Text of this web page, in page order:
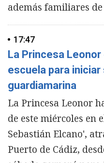
además familiares
17:47
La Princesa
escuela para
guardiamarina
La Princesa Leonor
de este miércoles en
Sebastián Elcano',
Puerto de Cádiz,